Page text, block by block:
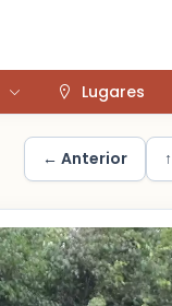
Lugares
← Anterior